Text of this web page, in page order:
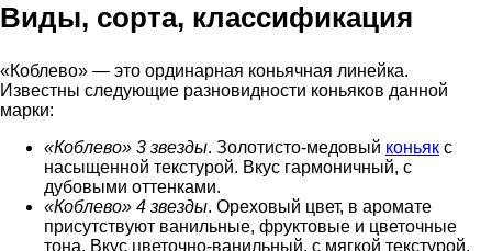
Виды, сорта, классификация
«Коблево» — это ординарная коньячная линейка.
Известны следующие разновидности коньяков данной
марки:
«Коблево» 3 звезды. Золотисто-медовый коньяк с
насыщенной текстурой. Вкус гармоничный, с
дубовыми оттенками.
«Коблево» 4 звезды. Ореховый цвет, в аромате
присутствуют ванильные, фруктовые и цветочные
тона. Вкус цветочно-ванильный, с мягкой текстурой.